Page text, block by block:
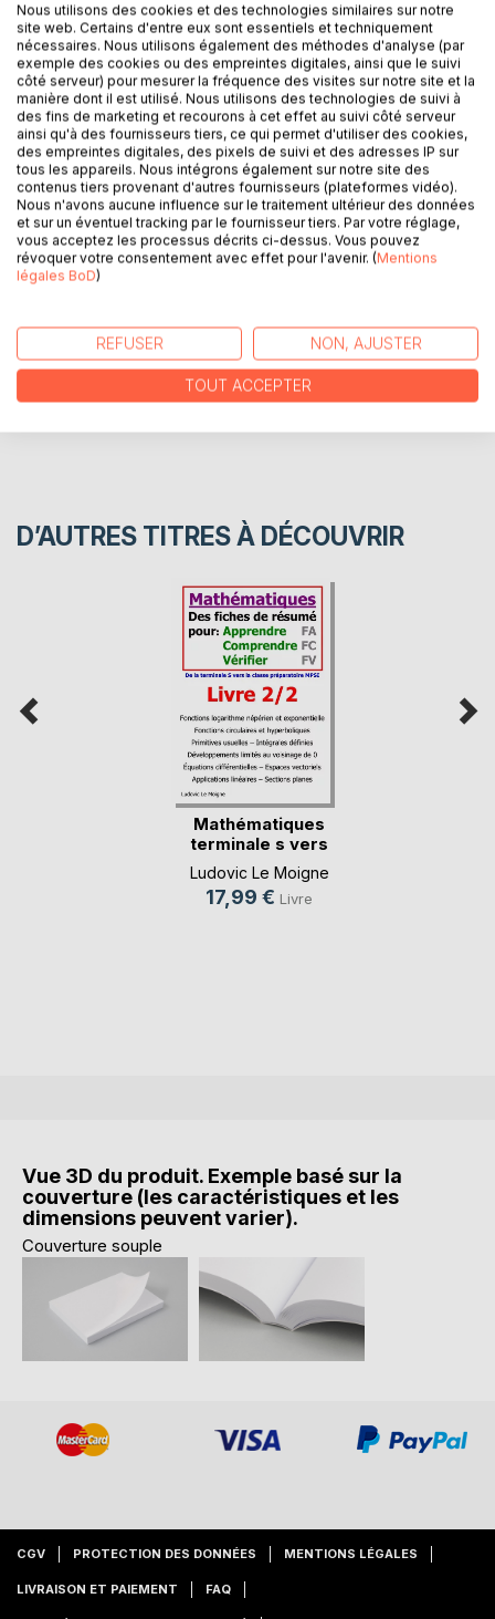
DESCRIPTION
Exemple d'enseignement des mathématiques par Unité de
Valeur, ceci n'est qu'un premier jet, à vous d'inventer la
suite. Seules les 8 premières pages sont écrites.
AUTEUR(S)
CRITIQUES PRESSE
D’AUTRES TITRES À DÉCOUVRIR
Mathématiques
terminale s vers
mps(...)
Ludovic Le Moigne
17,99 € Livre
Vue 3D du produit. Exemple basé sur la
couverture (les caractéristiques et les
dimensions peuvent varier).
Couverture souple
CGV PROTECTION DES DONNÉES MENTIONS LÉGALES
LIVRAISON ET PAIEMENT FAQ
Nous utilisons des cookies et des technologies similaires sur notre
site web. Certains d'entre eux sont essentiels et techniquement
nécessaires. Nous utilisons également des méthodes d'analyse (par
exemple des cookies ou des empreintes digitales, ainsi que le suivi
côté serveur) pour mesurer la fréquence des visites sur notre site et la
manière dont il est utilisé. Nous utilisons des technologies de suivi à
des fins de marketing et recourons à cet effet au suivi côté serveur
ainsi qu'à des fournisseurs tiers, ce qui permet d'utiliser des cookies,
des empreintes digitales, des pixels de suivi et des adresses IP sur
tous les appareils. Nous intégrons également sur notre site des
contenus tiers provenant d'autres fournisseurs (plateformes vidéo).
Nous n'avons aucune influence sur le traitement ultérieur des données
et sur un éventuel tracking par le fournisseur tiers. Par votre réglage,
vous acceptez les processus décrits ci-dessus. Vous pouvez
révoquer votre consentement avec effet pour l'avenir. (Mentions
légales BoD)
REFUSER NON, AJUSTER
TOUT ACCEPTER